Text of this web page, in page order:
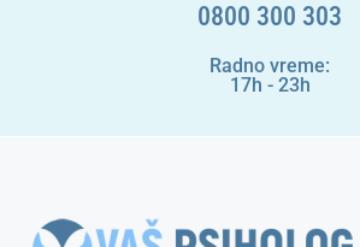
0800 300 303
Radno vreme:
17h - 23h